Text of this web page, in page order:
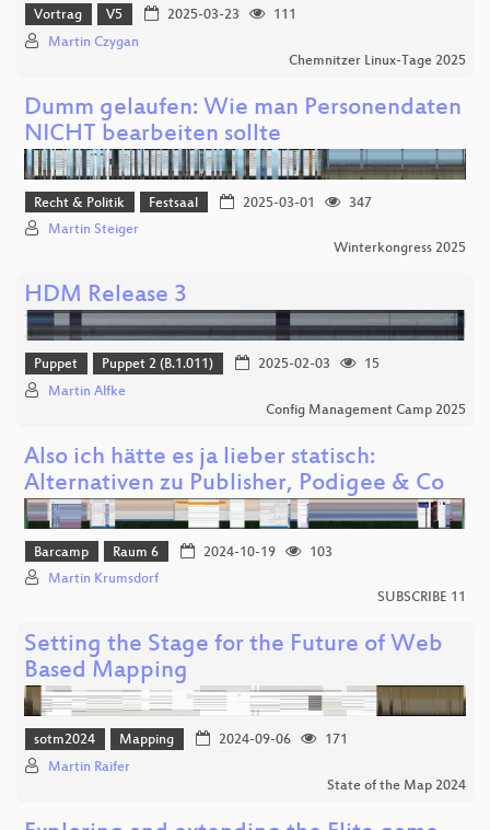
Vortrag V5 2025-03-23
111
Martin Czygan
Chemnitzer Linux-Tage 2025
Dumm gelaufen: Wie man Personendaten
NICHT bearbeiten sollte
Recht & Politik Festsaal 2025-03-01
347
Martin Steiger
Winterkongress 2025
HDM Release 3
Puppet Puppet 2 (B.1.011) 2025-02-03
15
Martin Alfke
Config Management Camp 2025
Also ich hätte es ja lieber statisch:
Alternativen zu Publisher, Podigee & Co
Barcamp Raum 6 2024-10-19
103
Martin Krumsdorf
SUBSCRIBE 11
Setting the Stage for the Future of Web
Based Mapping
sotm2024 Mapping 2024-09-06
171
Martin Raifer
State of the Map 2024